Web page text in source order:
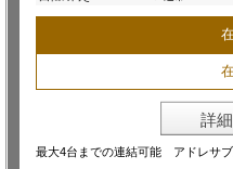
詳
最大4台までの連結可能 アドレサ